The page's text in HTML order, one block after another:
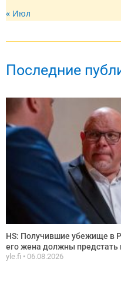
« Июл
Последние
HS: Получившие убежище в
его жена должны
yle.fi 06.08.2026